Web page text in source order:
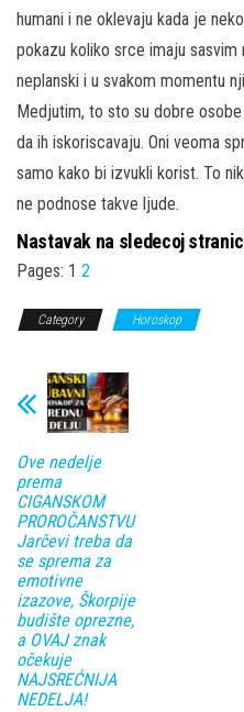
humani i ne oklevaju kada je
pokazu koliko srce imaju sasvim
neplanski i u svakom momentu
Medjutim, to sto su dobre
da ih iskoriscavaju. Oni veoma
samo kako bi izvukli korist. To
ne podnose takve ljude.
Nastavak na sledecoj
Pages: 1 2
Category Horoskop
Ove nedelje
prema
CIGANSKOM
PROROČANSTVU
Jarčevi treba da
se sprema za
emotivne
izazove, Škorpije
budište oprezne,
a OVAJ znak
očekuje
NAJSREĆNIJA
NEDELJA!